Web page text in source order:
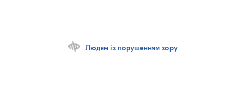
Людям із порушенням зору